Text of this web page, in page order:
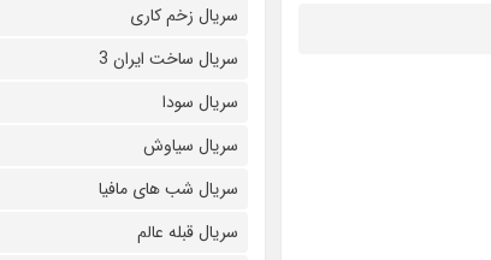
سریال زخم کاری
سریال ساخت ایران 3
سریال سودا
سریال سیاوش
سریال شب های مافیا
سریال قبله عالم